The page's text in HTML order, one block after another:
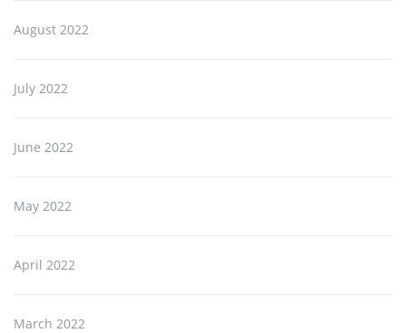
August 2022
July 2022
June 2022
May 2022
April 2022
March 2022